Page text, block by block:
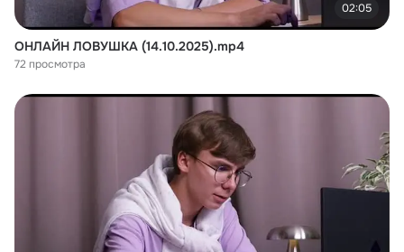
02:05
ОНЛАЙН ЛОВУШКА (14.10.2025).mp4
72 просмотра